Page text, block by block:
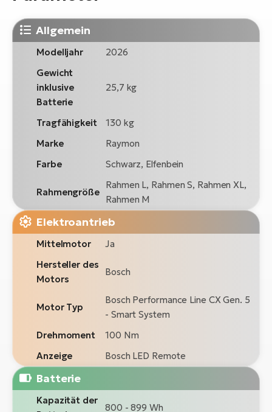
Allgemein
Modelljahr
2026
Gewicht
inklusive
Batterie
25,7 kg
Tragfähigkeit
130 kg
Marke
Raymon
Farbe
Schwarz, Elfenbein
Rahmengröße
Rahmen L, Rahmen S, Rahmen XL,
Rahmen M
Elektroantrieb
Mittelmotor
Ja
Hersteller des
Motors
Bosch
Motor Typ
Bosch Performance Line CX Gen. 5
- Smart System
Drehmoment
100 Nm
Anzeige
Bosch LED Remote
Batterie
Kapazität der
800 - 899 Wh